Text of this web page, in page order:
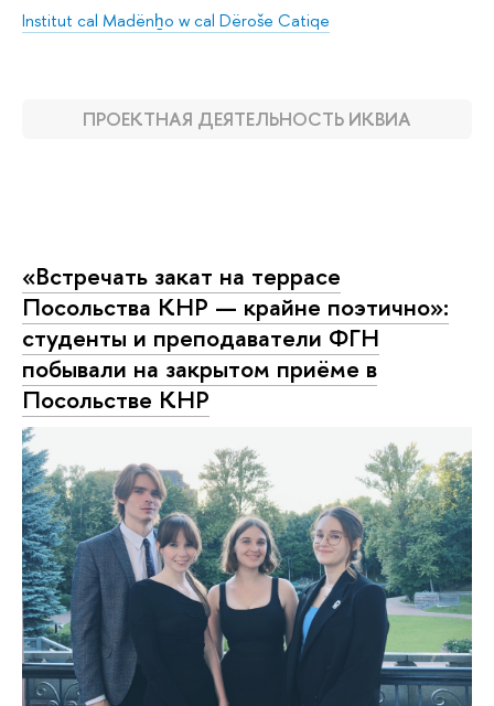
Institut cal Madënẖo w cal Dëroše Catiqe
ПРОЕКТНАЯ ДЕЯТЕЛЬНОСТЬ ИКВИА
«Встречать закат на террасе
Посольства КНР — крайне поэтично»:
студенты и преподаватели ФГН
побывали на закрытом приёме в
Посольстве КНР